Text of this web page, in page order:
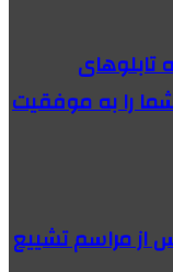
تابلوهای
را به موفقیت
۷۲ ساعت پس از مراسم تشییع